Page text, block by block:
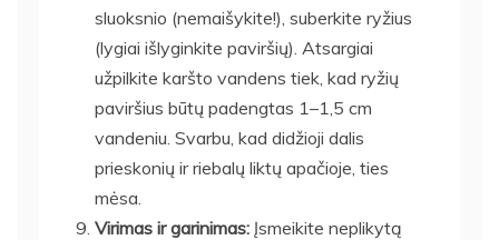
sluoksnio (nemaišykite!), suberkite ryžius
(lygiai išlyginkite paviršių). Atsargiai
užpilkite karšto vandens tiek, kad ryžių
paviršius būtų padengtas 1–1,5 cm
vandeniu. Svarbu, kad didžioji dalis
prieskonių ir riebalų liktų apačioje, ties
mėsa.
Virimas ir garinimas: Įsmeikite neplikytą